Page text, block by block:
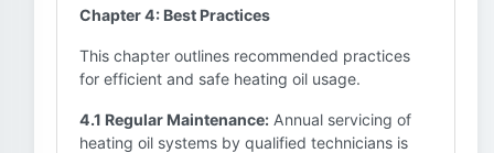
Chapter 4: Best Practices
This chapter outlines recommended practices
for efficient and safe heating oil usage.
4.1 Regular Maintenance: Annual servicing of
heating oil systems by qualified technicians is